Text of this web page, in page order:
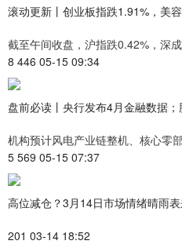
滚动更新丨创业板指跌1.91%，美
截至午间收盘，沪指跌0.42%，深
8 446 05-15 09:34
盘前必读丨央行发布4月金融数据
机构预计风电产业链整机、核心零
5 569 05-15 07:37
高位减仓？3月14日市场情绪晴雨表
201 03-14 18:52